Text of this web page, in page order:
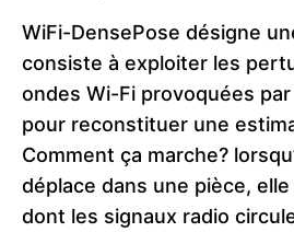
WiFi-DensePose désigne
consiste à exploiter les
ondes Wi-Fi provoquées
pour reconstituer une
Comment ça marche?
déplace dans une pièce,
dont les signaux radio